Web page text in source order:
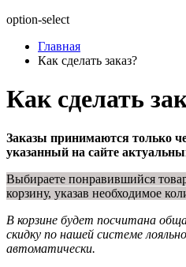
option-select
Главная
Как сделать заказ?
Как сделать
Заказы принимаются только
указанный на сайте
Выбираете понравившийся
корзину, указав необходимое
В корзине будет посчитана
скидку по нашей системе
автоматически.